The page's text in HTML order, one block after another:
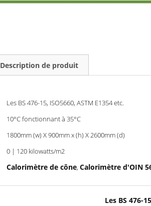
Description de produit
Les BS 476-15, ISO5660, ASTM E1354 etc.
10°C fonctionnant à 35°C
1800mm (w) X 900mm x (h) X 2600mm (d)
0 | 120 kilowatts/m2
Calorimètre de cône, Calorimètre d'OIN
Les BS 476-